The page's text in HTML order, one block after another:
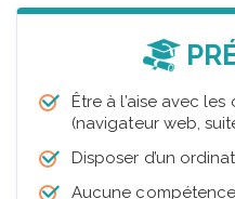
Être à l’aise avec
(navigateur web,
Disposer d’un
Aucune